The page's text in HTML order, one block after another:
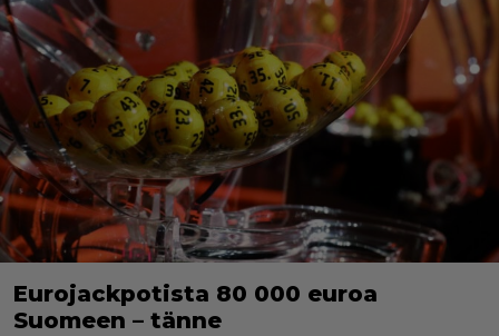
Eurojackpotista 80 000 euroa
Suomeen – tänne